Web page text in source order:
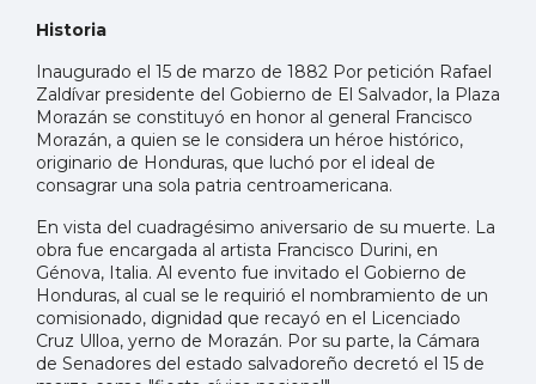
Historia
Inaugurado el 15 de marzo de 1882 Por petición Rafael
Zaldívar presidente del Gobierno de El Salvador, la Plaza
Morazán se constituyó en honor al general Francisco
Morazán, a quien se le considera un héroe histórico,
originario de Honduras, que luchó por el ideal de
consagrar una sola patria centroamericana.
En vista del cuadragésimo aniversario de su muerte. La
obra fue encargada al artista Francisco Durini, en
Génova, Italia. Al evento fue invitado el Gobierno de
Honduras, al cual se le requirió el nombramiento de un
comisionado, dignidad que recayó en el Licenciado
Cruz Ulloa, yerno de Morazán. Por su parte, la Cámara
de Senadores del estado salvadoreño decretó el 15 de